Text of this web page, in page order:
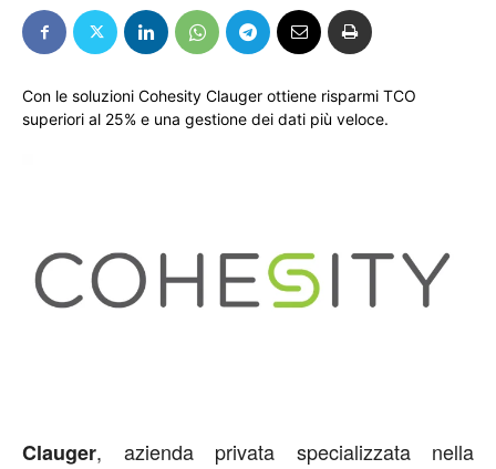
Con le soluzioni Cohesity Clauger ottiene risparmi TCO
superiori al 25% e una gestione dei dati più veloce.
Clauger, azienda privata specializzata nella